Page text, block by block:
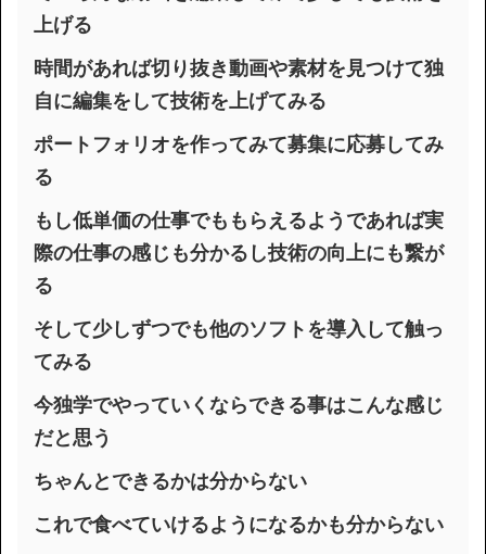
上げる
時間があれば切り抜き動画や素材を見つけて独
自に編集をして技術を上げてみる
ポートフォリオを作ってみて募集に応募してみ
る
もし低単価の仕事でももらえるようであれば実
際の仕事の感じも分かるし技術の向上にも繋が
る
そして少しずつでも他のソフトを導入して触っ
てみる
今独学でやっていくならできる事はこんな感じ
だと思う
ちゃんとできるかは分からない
これで食べていけるようになるかも分からない